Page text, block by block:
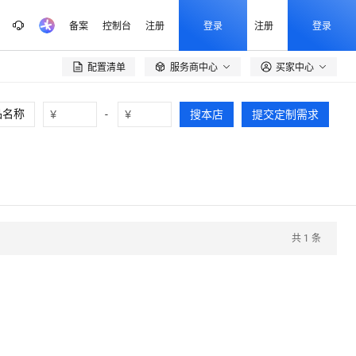
备案 控制台 注册 登录 注册 登录
配置清单  服务商中心 买家中心
¥ - ¥ 搜本店 提交定制需求
共 1 条